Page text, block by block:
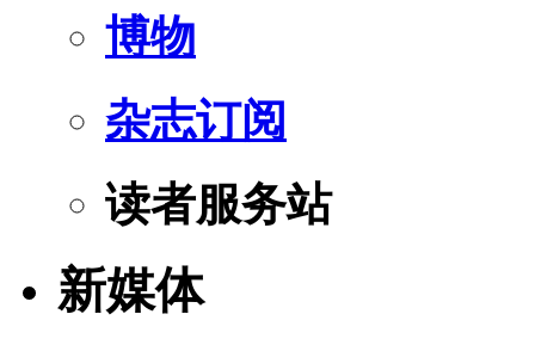
博物
杂志订阅
读者服务站
新媒体